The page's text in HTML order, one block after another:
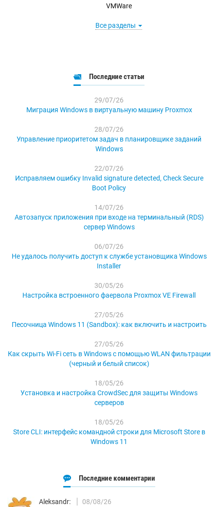
VMWare
Все разделы
Последние статьи
29/07/26
Миграция Windows в виртуальную машину Proxmox
28/07/26
Управление приоритетом задач в планировщике заданий
Windows
22/07/26
Исправляем ошибку Invalid signature detected, Check Secure
Boot Policy
14/07/26
Автозапуск приложения при входе на терминальный (RDS)
сервер Windows
06/07/26
Не удалось получить доступ к службе установщика Windows
Installer
30/05/26
Настройка встроенного фаервола Proxmox VE Firewall
27/05/26
Песочница Windows 11 (Sandbox): как включить и настроить
27/05/26
Как скрыть Wi-Fi сеть в Windows с помощью WLAN фильтрации
(черный и белый список)
18/05/26
Установка и настройка CrowdSec для защиты Windows
серверов
18/05/26
Store CLI: интерфейс командной строки для Microsoft Store в
Windows 11
Последние комментарии
Aleksandr:
08/08/26